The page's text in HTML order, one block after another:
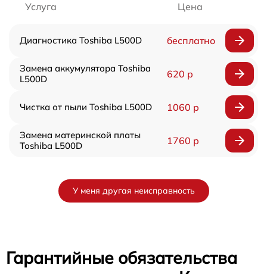
Услуга Цена
Диагностика Toshiba L500D бесплатно
Замена аккумулятора Toshiba
L500D
620 р
Чистка от пыли Toshiba L500D 1060 р
Замена материнской платы
Toshiba L500D
1760 р
У меня другая неисправность
Гарантийные обязательства